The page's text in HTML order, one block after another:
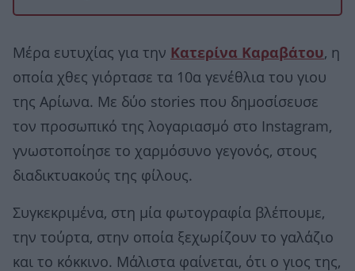
Μέρα ευτυχίας για την Κατερίνα Καραβάτου, η
οποία χθες γιόρτασε τα 10α γενέθλια του γιου
της Αρίωνα. Με δύο stories που δημοσίσευσε
τον προσωπικό της λογαριασμό στο Instagram,
γνωστοποίησε το χαρμόσυνο γεγονός, στους
διαδικτυακούς της φίλους.
Συγκεκριμένα, στη μία φωτογραφία βλέπουμε,
την τούρτα, στην οποία ξεχωρίζουν το γαλάζιο
και το κόκκινο. Μάλιστα φαίνεται, ότι ο γιος της,